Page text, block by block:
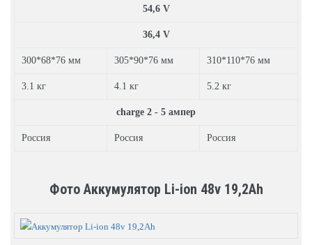
54,6 V
36,4 V
300*68*76 мм 305*90*76 мм 310*110*76 мм
3.1 кг 4.1 кг 5.2 кг
charge 2 - 5 ампер
Россия Россия Россия
Фото Аккумулятор Li-ion 48v 19,2Ah